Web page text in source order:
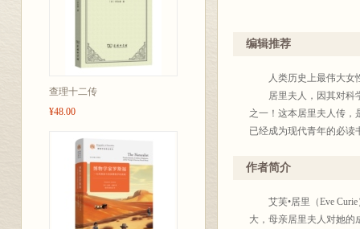
查理十二传
¥48.00
编辑推荐
人类历史上最伟大女
居里夫人，因其对科
之一！这本居里夫人传，
已经成为现代青年的必读
作者简介
艾芙•居里（Eve Curie
大，母亲居里夫人对她的